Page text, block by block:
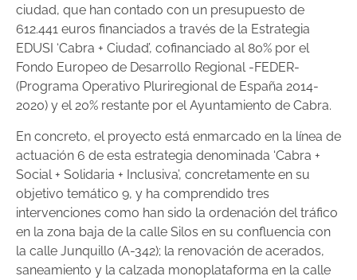
ciudad, que han contado con un presupuesto de
612.441 euros financiados a través de la Estrategia
EDUSI ‘Cabra + Ciudad’, cofinanciado al 80% por el
Fondo Europeo de Desarrollo Regional -FEDER-
(Programa Operativo Pluriregional de España 2014-
2020) y el 20% restante por el Ayuntamiento de Cabra.
En concreto, el proyecto está enmarcado en la línea de
actuación 6 de esta estrategia denominada ‘Cabra +
Social + Solidaria + Inclusiva’, concretamente en su
objetivo temático 9, y ha comprendido tres
intervenciones como han sido la ordenación del tráfico
en la zona baja de la calle Silos en su confluencia con
la calle Junquillo (A-342); la renovación de acerados,
saneamiento y la calzada monoplataforma en la calle